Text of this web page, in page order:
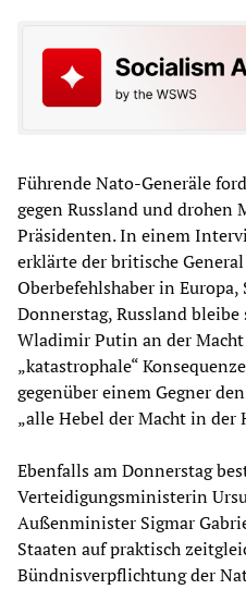
Führende Nato-Generäle
gegen Russland und drohen
Präsidenten. In einem
erklärte der britische
Oberbefehlshaber in
Donnerstag, Russland
Wladimir Putin an der Macht
„katastrophale“
gegenüber einem Gegner
„alle Hebel der Macht in der
Ebenfalls am Donnerstag
Verteidigungsministerin
Außenminister Sigmar
Staaten auf praktisch
Bündnisverpflichtung der